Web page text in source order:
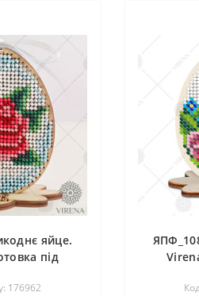
яйце.
під
176962